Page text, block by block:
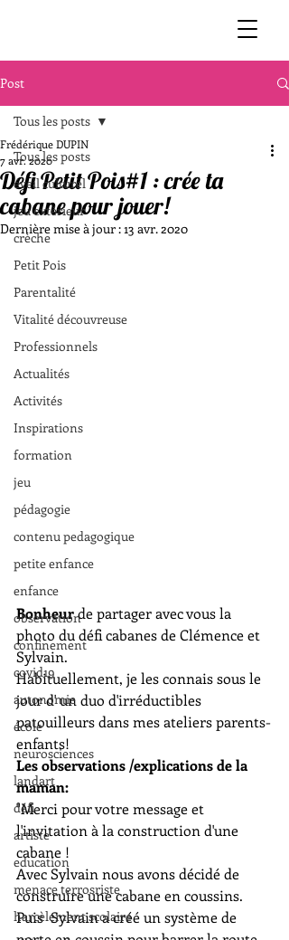
Post
Tous les posts
éveil culturel
jeu extérieur
crèche
Petit Pois
Parentalité
Vitalité découvreuse
Professionnels
Actualités
Activités
Inspirations
formation
jeu
pédagogie
contenu pedagogique
petite enfance
enfance
observation
confinement
covid19
autonomie
école
neurosciences
landart
défi
artiste
education
menace terrosriste
harcèlement scolaire
Tous les posts
Défi Petit Pois#1 : crée ta
cabane pour jouer!
Frédérique DUPIN
7 avr. 2020
Dernière mise à jour :13 avr. 2020
Bonheur de partager avec vous la
photo du défi cabanes de Clémence et
Sylvain.
Habituellement, je les connais sous le
jour d' un duo d'irréductibles
patouilleurs dans mes ateliers parents-
enfants!
Les observations /explications de la
maman:
"Merci pour votre message et
l'invitation à la construction d'une
cabane !
Avec Sylvain nous avons décidé de
construire une cabane en coussins.
Puis  Sylvain a créé un système de